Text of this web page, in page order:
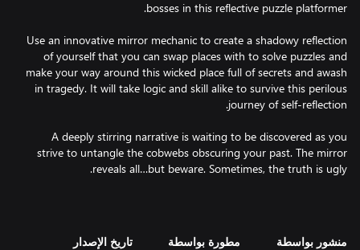
Use an innovative mirror mechanic to create a shadowy reflection
of yourself that you can swap places with to solve puzzles and
make your way around this wicked place full of secrets and awash
in tragedy. It will take logic and skill alike to survive this perilous
A deeply stirring narrative is waiting to be discovered as you
strive to untangle the cobwebs obscuring your past. The mirror
منشور بواسطة مطورة بواسطة تاريخ الإصدار